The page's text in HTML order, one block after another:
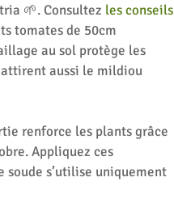
🌱. Consultez les conseils
tomates de 50cm
au sol protège les
attirent aussi le mildiou
renforce les plants grâce
Appliquez ces
s’utilise uniquement